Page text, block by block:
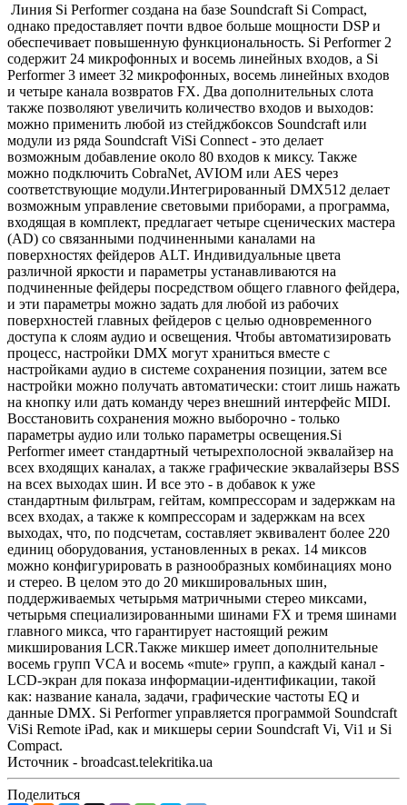
Линия Si Performer создана на базе Soundcraft Si Compact,
однако предоставляет почти вдвое больше мощности DSP и
обеспечивает повышенную функциональность. Si Performer 2
содержит 24 микрофонных и восемь линейных входов, а Si
Performer 3 имеет 32 микрофонных, восемь линейных входов
и четыре канала возвратов FX. Два дополнительных слота
также позволяют увеличить количество входов и выходов:
можно применить любой из стейджбоксов Soundcraft или
модули из ряда Soundcraft ViSi Connect - это делает
возможным добавление около 80 входов к миксу. Также
можно подключить CobraNet, AVIOM или AES через
соответствующие модули.Интегрированный DMX512 делает
возможным управление световыми приборами, а программа,
входящая в комплект, предлагает четыре сценических мастера
(AD) со связанными подчиненными каналами на
поверхностях фейдеров ALT. Индивидуальные цвета
различной яркости и параметры устанавливаются на
подчиненные фейдеры посредством общего главного фейдера,
и эти параметры можно задать для любой из рабочих
поверхностей главных фейдеров с целью одновременного
доступа к слоям аудио и освещения. Чтобы автоматизировать
процесс, настройки DMX могут храниться вместе с
настройками аудио в системе сохранения позиции, затем все
настройки можно получать автоматически: стоит лишь нажать
на кнопку или дать команду через внешний интерфейс MIDI.
Восстановить сохранения можно выборочно - только
параметры аудио или только параметры освещения.Si
Performer имеет стандартный четырехполосной эквалайзер на
всех входящих каналах, а также графические эквалайзеры BSS
на всех выходах шин. И все это - в добавок к уже
стандартным фильтрам, гейтам, компрессорам и задержкам на
всех входах, а также к компрессорам и задержкам на всех
выходах, что, по подсчетам, составляет эквивалент более 220
единиц оборудования, установленных в реках. 14 миксов
можно конфигурировать в разнообразных комбинациях моно
и стерео. В целом это до 20 микшировальных шин,
поддерживаемых четырьмя матричными стерео миксами,
четырьмя специализированными шинами FX и тремя шинами
главного микса, что гарантирует настоящий режим
микширования LCR.Также микшер имеет дополнительные
восемь групп VCA и восемь «mute» групп, а каждый канал -
LCD-экран для показа информации-идентификации, такой
как: название канала, задачи, графические частоты EQ и
данные DMX. Si Performer управляется программой Soundcraft
ViSi Remote iPad, как и микшеры серии Soundcraft Vi, Vi1 и Si
Compact.
Источник - broadcast.telekritika.ua
Поделиться